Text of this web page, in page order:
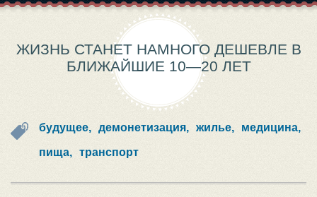
ЖИЗНЬ СТАНЕТ НАМНОГО ДЕШЕВЛЕ В
БЛИЖАЙШИЕ 10—20 ЛЕТ
будущее, демонетизация, жилье, медицина,
пища, транспорт